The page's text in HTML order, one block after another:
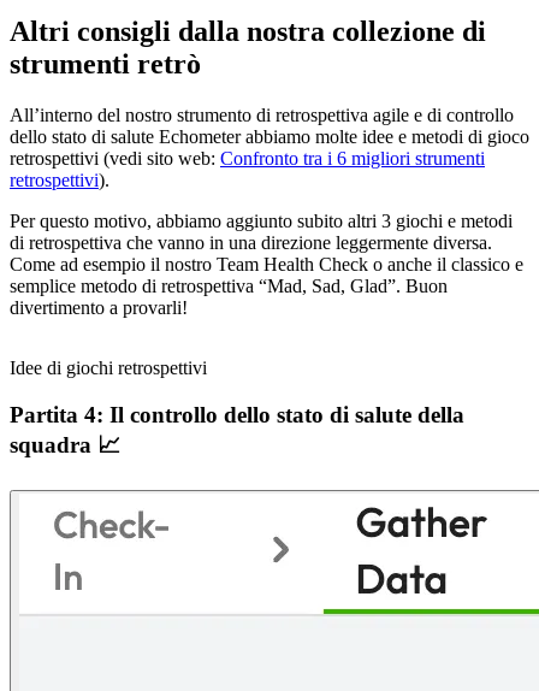
Altri consigli dalla nostra collezione di
strumenti retrò
All’interno del nostro strumento di retrospettiva agile e di controllo
dello stato di salute Echometer abbiamo molte idee e metodi di gioco
retrospettivi (vedi sito web: Confronto tra i 6 migliori strumenti
retrospettivi).
Per questo motivo, abbiamo aggiunto subito altri 3 giochi e metodi
di retrospettiva che vanno in una direzione leggermente diversa.
Come ad esempio il nostro Team Health Check o anche il classico e
semplice metodo di retrospettiva “Mad, Sad, Glad”. Buon
divertimento a provarli!
Idee di giochi retrospettivi
Partita 4: Il controllo dello stato di salute della
squadra 📈